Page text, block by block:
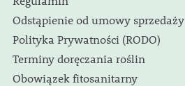
Odstąpienie od umowy sprzedaży
Polityka Prywatności (RODO)
Terminy doręczania roślin
Obowiązek fitosanitarny